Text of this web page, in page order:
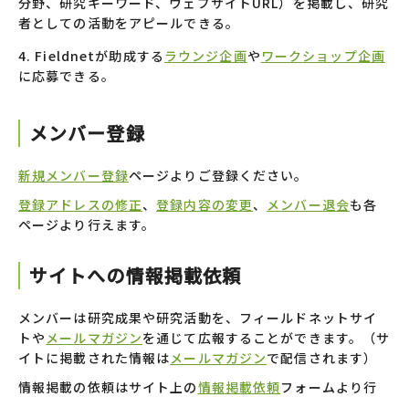
者としての活動をアピールできる。
Fieldnetが助成する ラウンジ企画や ワークショップ企画
に応募できる。
メンバー登録
新規メンバー登録ページよりご登録ください。
登録アドレスの修正、登録内容の変更、 メンバー退会も各
ページより行えます。
サイトへの情報掲載依頼
メンバーは研究成果や研究活動を、フィールドネットサイ
トやメールマガジンを通じて広報することができます。（サ
イトに掲載された情報はメールマガジンで配信されます）
情報掲載の依頼はサイト上の情報掲載依頼フォームより行